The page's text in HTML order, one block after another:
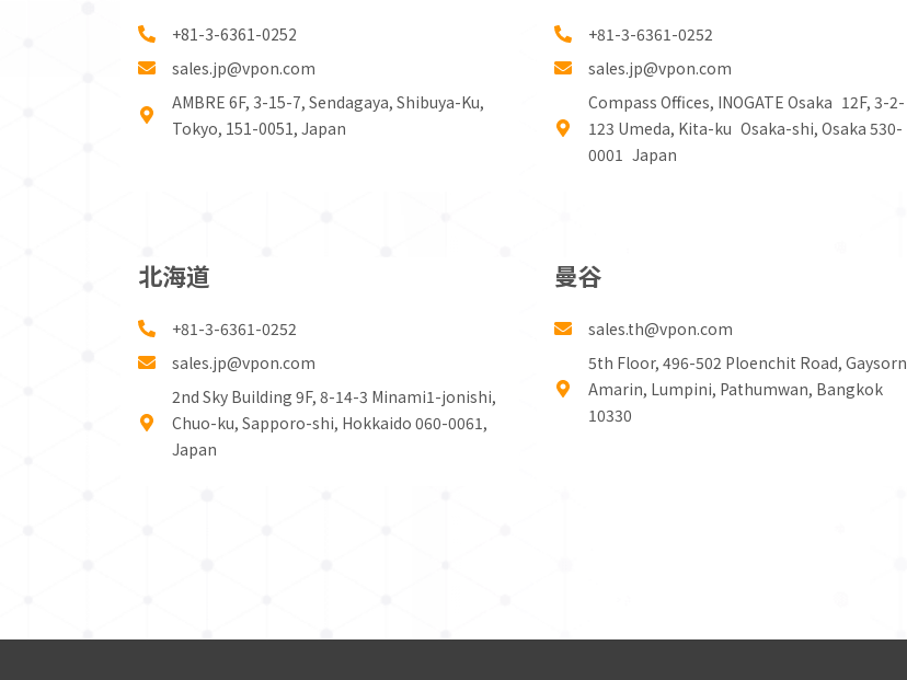
+81-3-6361-0252
sales.jp@vpon.com
AMBRE 6F, 3-15-7, Sendagaya, Shibuya-Ku,
Tokyo, 151-0051, Japan
+81-3-6361-0252
sales.jp@vpon.com
Compass Offices, INOGATE Osaka 12F, 3-2-
123 Umeda, Kita-ku Osaka-shi, Osaka 530-
0001 Japan
北海道
+81-3-6361-0252
sales.jp@vpon.com
2nd Sky Building 9F, 8-14-3 Minami1-jonishi,
Chuo-ku, Sapporo-shi, Hokkaido 060-0061,
Japan
曼谷
sales.th@vpon.com
5th Floor, 496-502 Ploenchit Road, Gaysorn
Amarin, Lumpini, Pathumwan, Bangkok
10330